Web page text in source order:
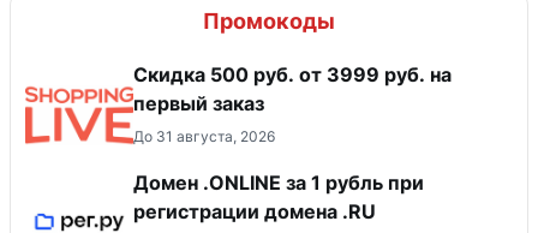
Промокоды
Скидка 500 руб. от 3999 руб. на
первый заказ
До 31 августа, 2026
Домен .ONLINE за 1 рубль при
регистрации домена .RU